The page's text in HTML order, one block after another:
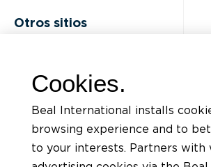
Otros sitios
Contactar
Politica de confidencialidad
Cookies.
Beal International installs
browsing experience and to
to your interests. Partners with